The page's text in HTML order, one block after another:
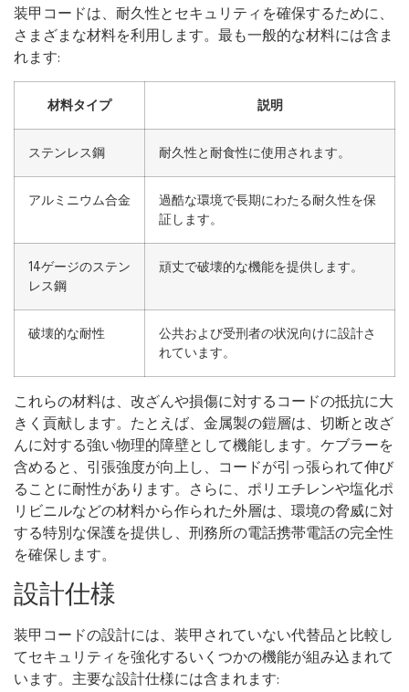
装甲コードは、耐久性とセキュリティを確保するために、
さまざまな材料を利用します。最も一般的な材料には含ま
れます:
材料タイプ 説明
ステンレス鋼 耐久性と耐食性に使用されます。
アルミニウム合金
過酷な環境で長期にわたる耐久性を保
証します。
14ゲージのステン
レス鋼
頑丈で破壊的な機能を提供します。
破壊的な耐性
公共および受刑者の状況向けに設計さ
れています。
これらの材料は、改ざんや損傷に対するコードの抵抗に大
きく貢献します。たとえば、金属製の鎧層は、切断と改ざ
んに対する強い物理的障壁として機能します。ケブラーを
含めると、引張強度が向上し、コードが引っ張られて伸び
ることに耐性があります。さらに、ポリエチレンや塩化ポ
リビニルなどの材料から作られた外層は、環境の脅威に対
する特別な保護を提供し、刑務所の電話携帯電話の完全性
を確保します。
設計仕様
装甲コードの設計には、装甲されていない代替品と比較し
てセキュリティを強化するいくつかの機能が組み込まれて
います。主要な設計仕様には含まれます: